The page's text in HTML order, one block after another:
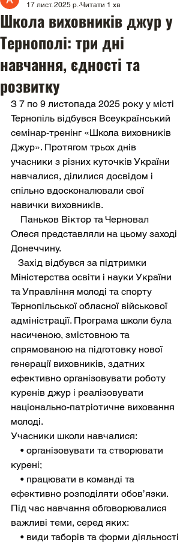
Школа виховників джур у
Тернополі: три дні
навчання, єдності та
розвитку
17 лист. 2025 р. Читати 1 хв
З 7 по 9 листопада 2025 року у місті
Тернопіль відбувся Всеукраїнський
семінар-тренінг «Школа виховників
Джур». Протягом трьох днів
учасники з різних куточків України
навчалися, ділилися досвідом і
спільно вдосконалювали свої
навички виховників.
Паньков Віктор та Черновал
Олеся представляли на цьому заході
Донеччину.
Захід відбувся за підтримки
Міністерства освіти і науки України
та Управління молоді та спорту
Тернопільської обласної військової
адміністрації. Програма школи була
насиченою, змістовною та
спрямованою на підготовку нової
генерації виховників, здатних
ефективно організовувати роботу
куренів джур і реалізовувати
національно-патріотичне виховання
молоді.
Учасники школи навчалися:
• організовувати та створювати
курені;
• працювати в команді та
ефективно розподіляти обов’язки.
Під час навчання обговорювалися
важливі теми, серед яких:
• види таборів та форми діяльності